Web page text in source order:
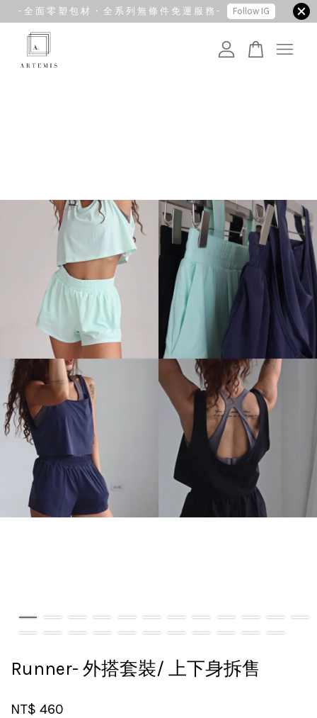
- 全 面 零 塑 包 材 ・ 全 系 列 無 條 件 免 運 服 務 - Follow IG
Runner- 外搭套裝/ 上下身拆售
NT$ 460
您的購物車目前還是空的。